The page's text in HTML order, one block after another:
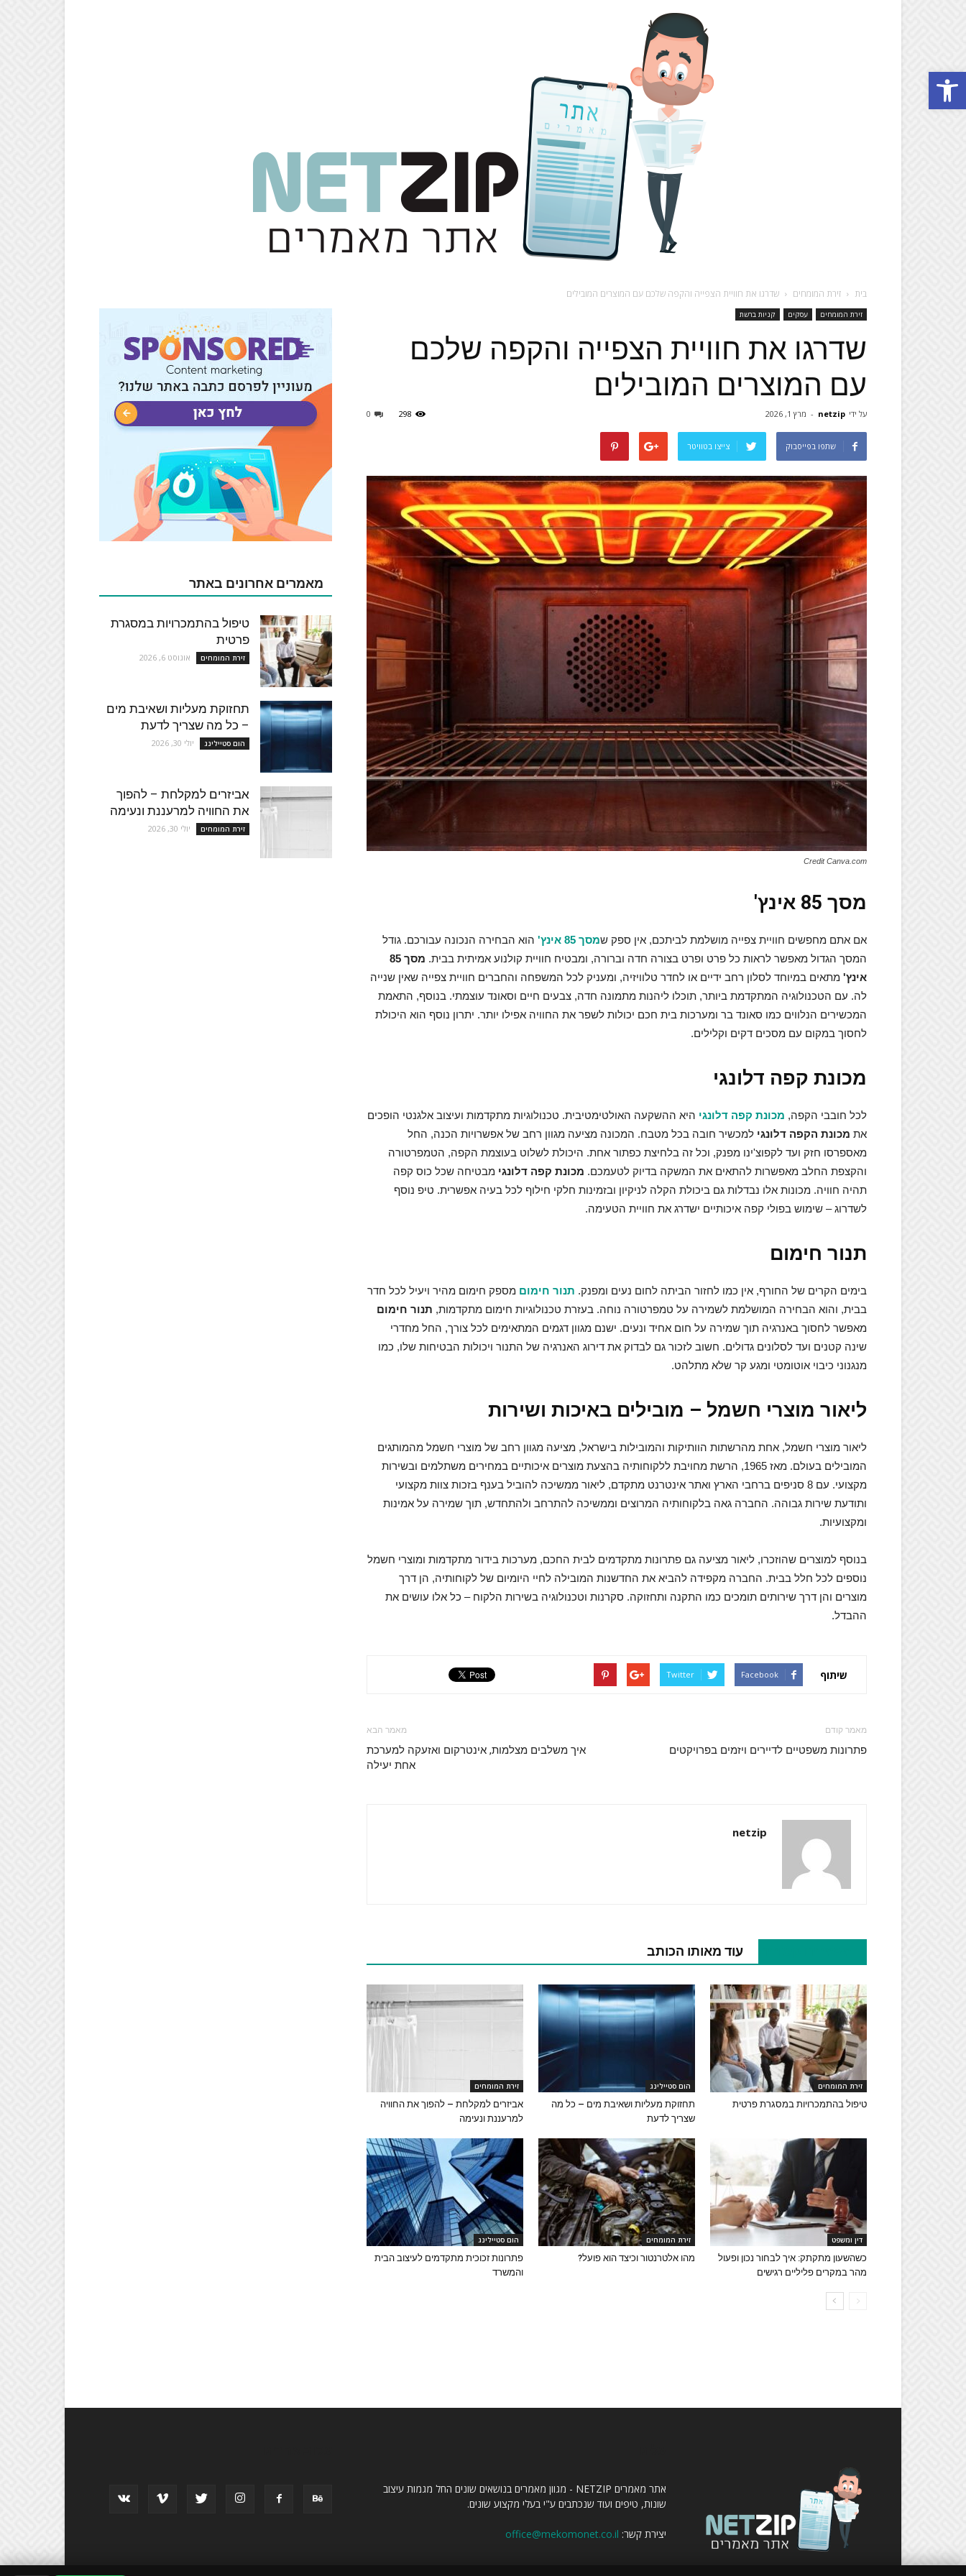
Open toolbar
netzip
בית זירת המומחים שדרגו את חוויית הצפייה והקפה שלכם עם המוצרים המובילים
זירת המומחים עסקים קניות ברשת
שדרגו את חוויית הצפייה והקפה שלכם
עם המוצרים המובילים
על ידי netzip
- מרץ 1, 2026 0 298
שתפו בפייסבוק צייצו בטוויטר
Credit Canva.com
מסך 85 אינץ'
אם אתם מחפשים חוויית צפייה מושלמת לביתכם, אין ספק שמסך 85 אינץ'
הוא הבחירה הנכונה עבורכם. גודל
המסך הגדול מאפשר לראות כל פרט ופרט בצורה חדה וברורה, ומבטיח חוויית קולנוע אמיתית בבית.
מסך 85
אינץ' מתאים במיוחד לסלון רחב ידיים או לחדר טלוויזיה, ומעניק לכל המשפחה והחברים חוויית צפייה שאין שנייה
לה. עם הטכנולוגיה המתקדמת ביותר, תוכלו ליהנות מתמונה חדה, צבעים חיים וסאונד עוצמתי. בנוסף, התאמת
המכשירים הנלווים כמו סאונד בר ומערכות בית חכם יכולות לשפר את החוויה אפילו יותר. יתרון נוסף הוא היכולת
לחסוך במקום עם מסכים דקים וקלילים.
מכונת קפה דלונגי
לכל חובבי הקפה, מכונת קפה דלונגי היא ההשקעה האולטימטיבית. טכנולוגיות מתקדמות ועיצוב אלגנטי הופכים
את מכונת הקפה דלונגי למכשיר חובה בכל מטבח. המכונה מציעה מגוון רחב של אפשרויות הכנה, החל
מאספרסו חזק ועד לקפוצ'ינו מפנק, וכל זה בלחיצת כפתור אחת. היכולת לשלוט בעוצמת הקפה, הטמפרטורה
והקצפת החלב מאפשרות להתאים את המשקה בדיוק לטעמכם. מכונת קפה דלונגי מבטיחה שכל כוס קפה
תהיה חוויה. מכונות אלו נבדלות גם ביכולת הקלה לניקיון ובזמינות חלקי חילוף לכל בעיה אפשרית. טיפ נוסף
לשדרוג – שימוש בפולי קפה איכותיים ישדרג את חוויית הטעימה.
תנור חימום
בימים הקרים של החורף, אין כמו לחזור הביתה לחום נעים ומפנק. תנור חימום מספק חימום מהיר ויעיל לכל חדר
בבית, והוא הבחירה המושלמת לשמירה על טמפרטורה נוחה. בעזרת טכנולוגיות חימום מתקדמות, תנור חימום
מאפשר לחסוך באנרגיה תוך שמירה על חום אחיד ונעים. ישנם מגוון דגמים המתאימים לכל צורך, החל מחדרי
שינה קטנים ועד לסלונים גדולים. חשוב לזכור גם לבדוק את דירוג האנרגיה של התנור ויכולות הבטיחות שלו, כמו
מנגנוני כיבוי אוטומטי ומגע קר שלא מתלהט.
ליאור מוצרי חשמל – מובילים באיכות ושירות
ליאור מוצרי חשמל, אחת מהרשתות הוותיקות והמובילות בישראל, מציעה מגוון רחב של מוצרי חשמל מהמותגים
המובילים בעולם. מאז 1965, הרשת מחויבת ללקוחותיה בהצעת מוצרים איכותיים במחירים משתלמים ובשירות
מקצועי. עם 8 סניפים ברחבי הארץ ואתר אינטרנט מתקדם, ליאור ממשיכה להוביל בענף בזכות צוות מקצועי
ותודעת שירות גבוהה. החברה גאה בלקוחותיה המרוצים וממשיכה להתרחב ולהתחדש, תוך שמירה על אמינות
ומקצועיות.
בנוסף למוצרים שהוזכרו, ליאור מציעה גם פתרונות מתקדמים לבית החכם, מערכות בידור מתקדמות ומוצרי חשמל
נוספים לכל חלל בבית. החברה מקפידה להביא את החדשנות המובילה לחיי היומיום של לקוחותיה, הן דרך
מוצרים והן דרך שירותים תומכים כמו התקנה ותחזוקה. סקרנות וטכנולוגיה בשירות הלקוח – כל אלו עושים את
ההבדל.
שיתוף Facebook
Twitter
מאמר קודם
פתרונות משפטיים לדיירים ויזמים בפרויקטים
מאמר הבא
איך משלבים מצלמות, אינטרקום ואזעקה למערכת
אחת יעילה
netzip
עוד מאותו הכותב
זירת המומחים
טיפול בהתמכרויות במסגרת פרטית
הום סטיילינג
תחזוקת מעליות ושאיבת מים – כל מה
שצריך לדעת
זירת המומחים
אביזרים למקלחת – להפוך את החוויה
למרעננת ונעימה
דין ומשפט
כשהשעון מתקתק: איך לבחור נכון ופעול
מהר במקרים פליליים רגישים
זירת המומחים
מהו אלטרנטור וכיצד הוא פועל?
הום סטיילינג
פתרונות זכוכית מתקדמים לעיצוב הבית
והמשרד
מאמרים אחרונים באתר
טיפול בהתמכרויות במסגרת
פרטית
זירת המומחים אוגוסט 6, 2026
תחזוקת מעליות ושאיבת מים
– כל מה שצריך לדעת
הום סטיילינג יולי 30, 2026
אביזרים למקלחת – להפוך
את החוויה למרעננת ונעימה
זירת המומחים יולי 30, 2026
אתר מאמרים NETZIP - מגוון מאמרים בנושאים שונים החל מגמות עיצוב
שונות, טיפים ועוד שנכתבים ע"י בעלי מקצוע שונים.
יצירת קשר: office@mekomonet.co.il